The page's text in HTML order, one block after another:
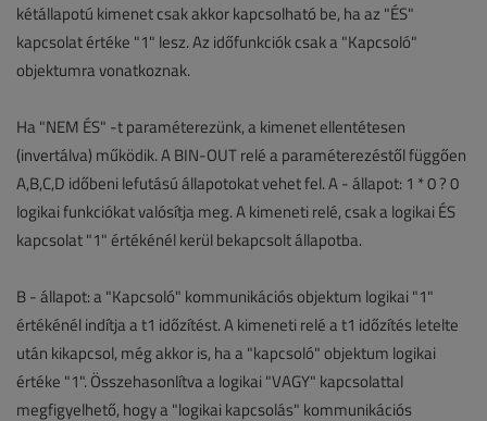
kétállapotú kimenet csak akkor kapcsolható be, ha az "ÉS"
kapcsolat értéke "1" lesz. Az időfunkciók csak a "Kapcsoló"
objektumra vonatkoznak.
Ha "NEM ÉS" -t paraméterezünk, a kimenet ellentétesen
(invertálva) működik. A BIN-OUT relé a paraméterezéstől függően
A,B,C,D időbeni lefutású állapotokat vehet fel. A - állapot: 1 * 0 ? 0
logikai funkciókat valósítja meg. A kimeneti relé, csak a logikai ÉS
kapcsolat "1" értékénél kerül bekapcsolt állapotba.
B - állapot: a "Kapcsoló" kommunikációs objektum logikai "1"
értékénél indítja a t1 időzítést. A kimeneti relé a t1 időzítés letelte
után kikapcsol, még akkor is, ha a "kapcsoló" objektum logikai
értéke "1". Összehasonlítva a logikai "VAGY" kapcsolattal
megfigyelhető, hogy a "logikai kapcsolás" kommunikációs